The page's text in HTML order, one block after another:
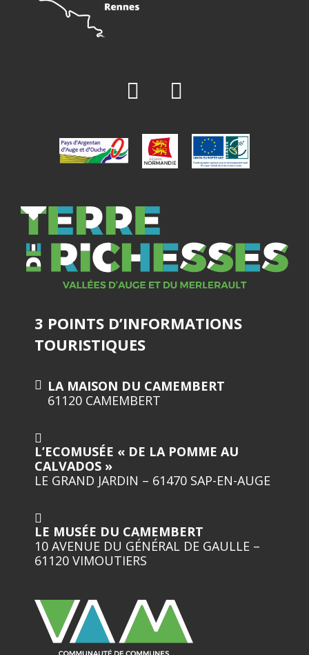
3 POINTS D’INFORMATIONS
TOURISTIQUES
LA MAISON DU CAMEMBERT
61120 CAMEMBERT
L’ECOMUSÉE « DE LA POMME AU
CALVADOS »
LE GRAND JARDIN – 61470 SAP-EN-AUGE
LE MUSÉE DU CAMEMBERT
10 AVENUE DU GÉNÉRAL DE GAULLE –
61120 VIMOUTIERS